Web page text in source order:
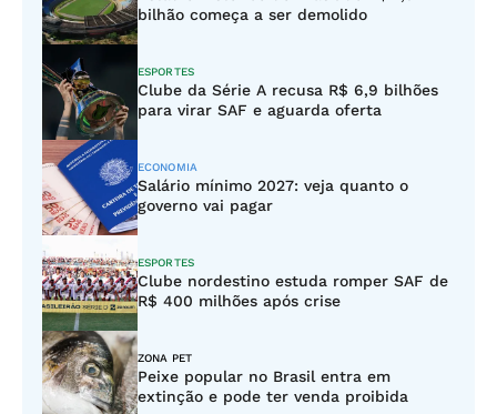
bilhão começa a ser demolido
ESPORTES
Clube da Série A recusa R$ 6,9 bilhões
para virar SAF e aguarda oferta
ECONOMIA
Salário mínimo 2027: veja quanto o
governo vai pagar
ESPORTES
Clube nordestino estuda romper SAF de
R$ 400 milhões após crise
ZONA PET
Peixe popular no Brasil entra em
extinção e pode ter venda proibida